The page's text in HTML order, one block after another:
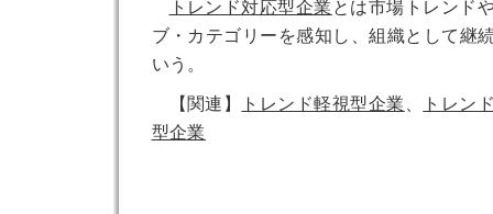
トレンド対応型企業 とは市場トレンド
ブ・カテゴリーを感知し、組織として継
いう。
【関連】 トレンド軽視型企業
トレン
型企業